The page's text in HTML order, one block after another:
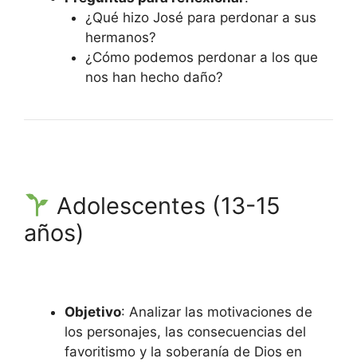
¿Qué hizo José para perdonar a sus
hermanos?
¿Cómo podemos perdonar a los que
nos han hecho daño?
Adolescentes (13-15
años)
Objetivo: Analizar las motivaciones de
los personajes, las consecuencias del
favoritismo y la soberanía de Dios en